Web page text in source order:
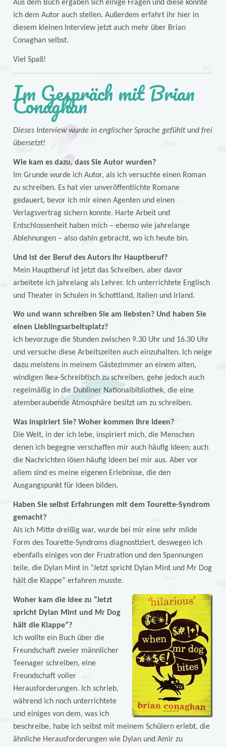
Aus dem Buch ergaben sich einige Fragen und diese konnte
ich dem Autor auch stellen. Außerdem erfahrt ihr hier in
diesem kleinen Interview jetzt auch mehr über Brian
Conaghan selbst.
Viel Spaß!
Im Gespräch mit Brian
Conaghan
Dieses Interview wurde in englischer Sprache gefühlt und frei
übersetzt!
Wie kam es dazu, dass Sie Autor wurden?
Im Grunde wurde ich Autor, als ich versuchte einen Roman
zu schreiben. Es hat vier unveröffentlichte Romane
gedauert, bevor ich mir einen Agenten und einen
Verlagsvertrag sichern konnte. Harte Arbeit und
Entschlossenheit haben mich – ebenso wie jahrelange
Ablehnungen – also dahin gebracht, wo ich heute bin.
Und ist der Beruf des Autors ihr Hauptberuf?
Mein Hauptberuf ist jetzt das Schreiben, aber davor
arbeitete ich jahrelang als Lehrer. Ich unterrichtete Englisch
und Theater in Schulen in Schottland, Italien und Irland.
Wo und wann schreiben Sie am liebsten? Und haben Sie
einen Lieblingsarbeitsplatz?
Ich bevorzuge die Stunden zwischen 9.30 Uhr und 16.30 Uhr
und versuche diese Arbeitszeiten auch einzuhalten. Ich neige
dazu meistens in meinem Gästezimmer an einem alten,
windigen Ikea-Schreibtisch zu schreiben, gehe jedoch auch
regelmäßig in die Dubliner Nationalbibliothek, die eine
atemberaubende Atmosphäre besitzt um zu schreiben.
Was inspiriert Sie? Woher kommen Ihre Ideen?
Die Welt, in der ich lebe, inspiriert mich, die Menschen
denen ich begegne verschaffen mir auch häufig Ideen; auch
die Nachrichten lösen häufig Ideen bei mir aus. Aber vor
allem sind es meine eigenen Erlebnisse, die den
Ausgangspunkt für Ideen bilden.
Haben Sie selbst Erfahrungen mit dem Tourette-Syndrom
gemacht?
Als ich Mitte dreißig war, wurde bei mir eine sehr milde
Form des Tourette-Syndroms diagnostiziert, deswegen ich
ebenfalls einiges von der Frustration und den Spannungen
teile, die Dylan Mint in “Jetzt spricht Dylan Mint und Mr Dog
hält die Klappe” erfahren musste.
Woher kam die Idee zu “Jetzt
spricht Dylan Mint und Mr Dog
hält die Klappe”?
Ich wollte ein Buch über die
Freundschaft zweier männlicher
Teenager schreiben, eine
Freundschaft voller
Herausforderungen. Ich schrieb,
während ich noch unterrichtete
und einiges von dem, was ich
beschreibe, habe ich selbst mit meinem Schülern erlebt, die
ähnliche Herausforderungen wie Dylan und Amir zu